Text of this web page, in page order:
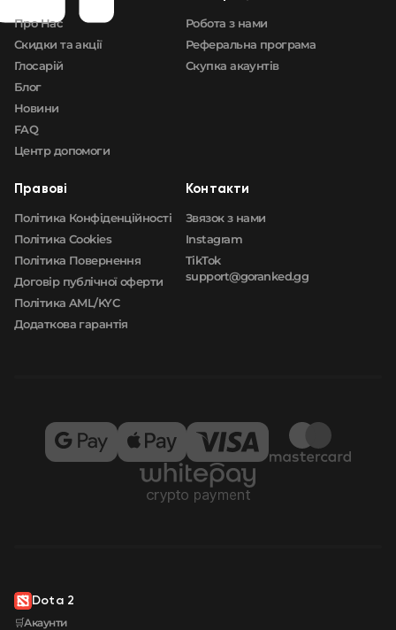
Про Нас
Скидки та акції
Глосарій
Блог
Новини
FAQ
Центр допомоги
Робота з нами
Реферальна програма
Скупка акаунтів
Правові
Політика Конфіденційності
Політика Cookies
Політика Повернення
Договір публічної оферти
Політика AML/KYC
Додаткова гарантія
Контакти
Звязок з нами
Instagram
TikTok
support@goranked.gg
Dota 2
🛒Акаунти